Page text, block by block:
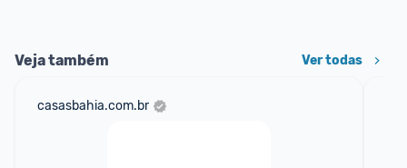
Veja também Ver todas
casasbahia.com.br